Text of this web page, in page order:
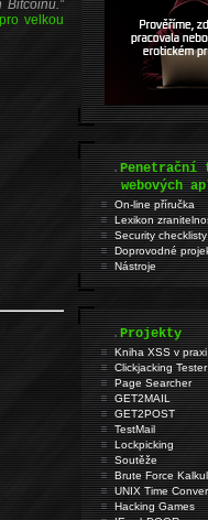
Bitcoinu.
velkou
.Penetrační
webových
On-line příručka
Lexikon
Security checklisty
Doprovodné
Nástroje
.Projekty
Kniha XSS v
Clickjacking Tester
Page Searcher
GET2MAIL
GET2POST
TestMail
Lockpicking
Soutěže
Brute Force
UNIX Time
Hacking Games